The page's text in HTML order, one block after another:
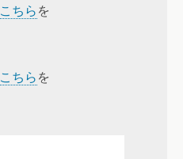
こちら を
こちら を